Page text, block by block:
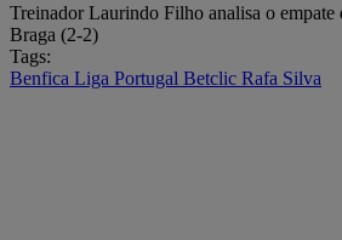
Treinador Laurindo Filho analisa o empate
Braga (2-2)
Tags:
Benfica Liga Portugal Betclic Rafa Silva